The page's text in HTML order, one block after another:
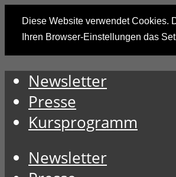
Diese Website verwendet Cookies.
Ihren Browser-Einstellungen das
Newsletter
Presse
Kursprogramm
Newsletter